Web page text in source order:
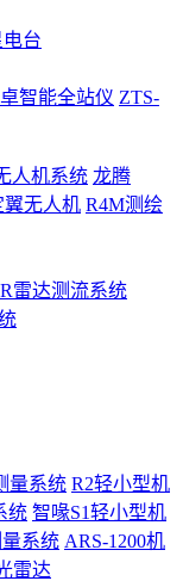
台
智能全站仪 ZTS-
人机系统 龙腾
翼无人机 R4M测绘
雷达测流系统
量系统 R2轻小型机
统 智喙S1轻小型机
系统 ARS-1200机
雷达